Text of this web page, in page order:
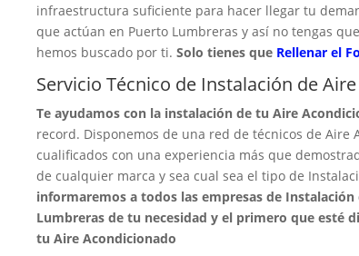
infraestructura suficiente para hacer llegar tu
que actúan en Puerto Lumbreras y así no tengas
hemos buscado por ti. Solo tienes que Rellenar el
Servicio Técnico de Instalación de
Te ayudamos con la instalación de tu Aire
record. Disponemos de una red de técnicos de
cualificados con una experiencia más que
de cualquier marca y sea cual sea el tipo de
informaremos a todos las empresas de
Lumbreras de tu necesidad y el primero que esté
tu Aire Acondicionado